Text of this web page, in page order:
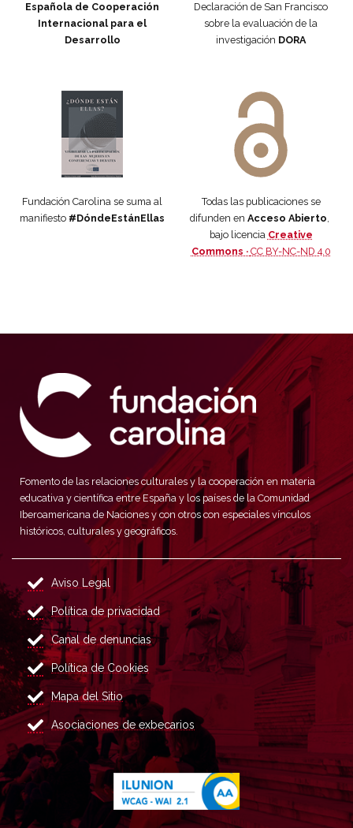
Española de Cooperación
Internacional para el
Desarrollo
Declaración de San Francisco
sobre la evaluación de la
investigación DORA
Fundación Carolina se suma al
manifiesto #DóndeEstánEllas
Todas las publicaciones se
difunden en Acceso Abierto
bajo licencia Creative
Commons · CC BY-NC-ND 4.0
Fomento de las relaciones culturales y la cooperación en materia
educativa y científica entre España y los países de la Comunidad
Iberoamericana de Naciones y con otros con especiales vínculos
históricos, culturales y geográficos.
Aviso Legal
Política de privacidad
Canal de denuncias
Política de Cookies
Mapa del Sitio
Asociaciones de exbecarios